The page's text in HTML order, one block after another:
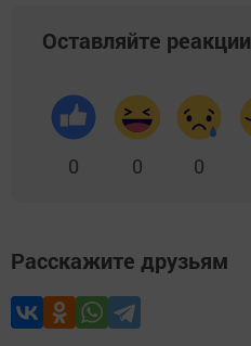
Оставляйте реакции
0 0 0
Расскажите друзьям